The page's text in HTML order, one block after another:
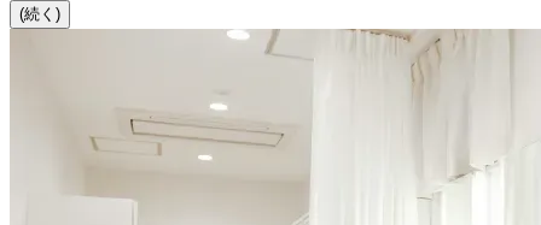
(続く)